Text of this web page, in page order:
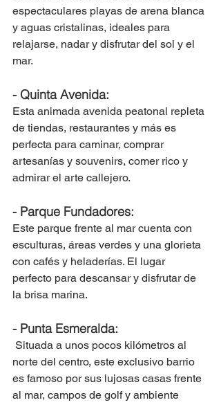
espectaculares playas de arena blanca
y aguas cristalinas, ideales para
relajarse, nadar y disfrutar del sol y el
mar.
- Quinta Avenida:
Esta animada avenida peatonal repleta
de tiendas, restaurantes y más es
perfecta para caminar, comprar
artesanías y souvenirs, comer rico y
admirar el arte callejero.
- Parque Fundadores:
Este parque frente al mar cuenta con
esculturas, áreas verdes y una glorieta
con cafés y heladerías. El lugar
perfecto para descansar y disfrutar de
la brisa marina.
- Punta Esmeralda:
norte del centro, este exclusivo barrio
es famoso por sus lujosas casas frente
al mar, campos de golf y ambiente